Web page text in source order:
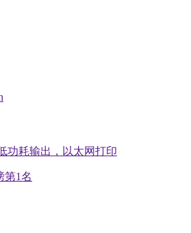
功耗输出，以太网打印
第1名